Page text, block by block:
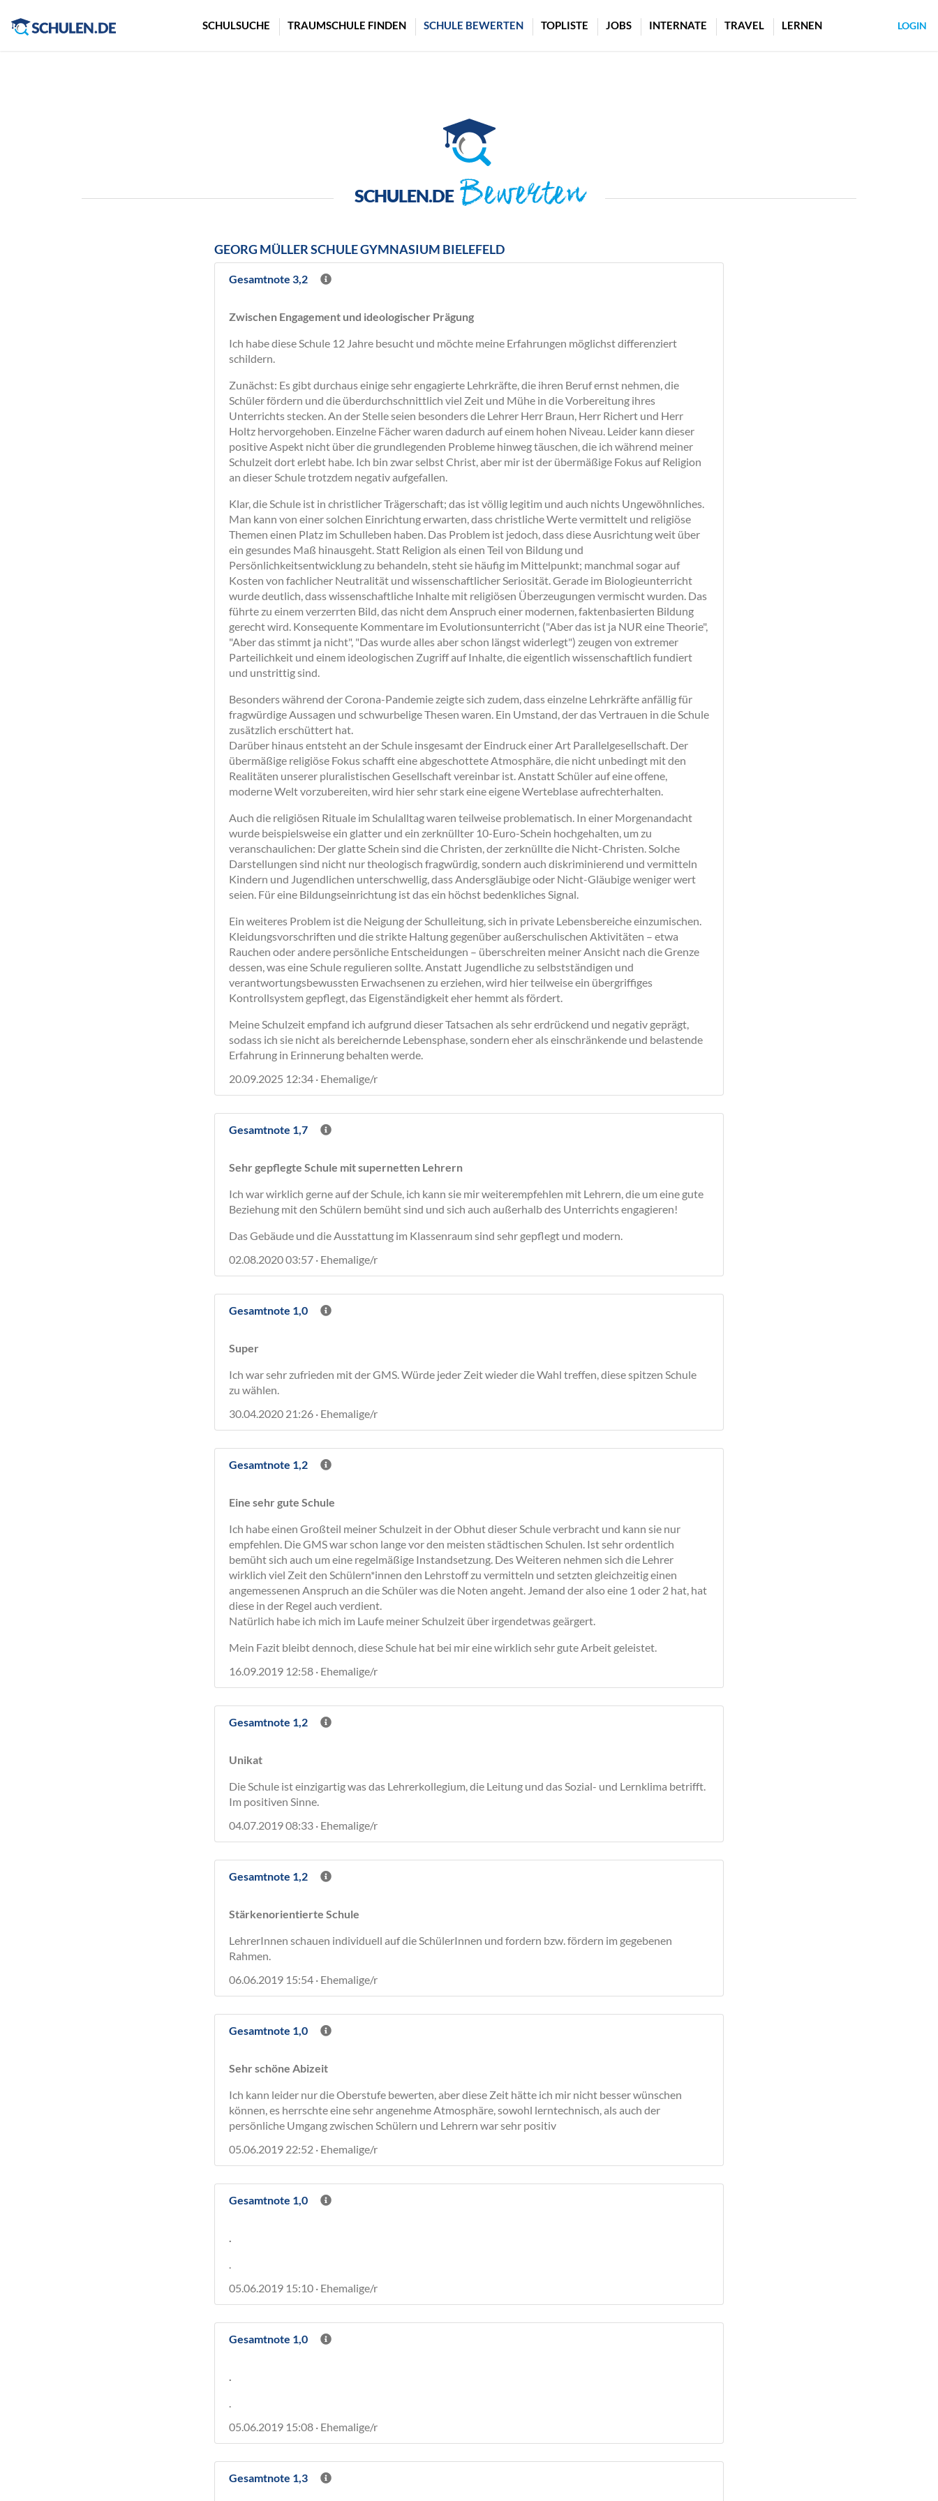
SCHULSUCHE TRAUMSCHULE FINDEN SCHULE BEWERTEN TOPLISTE JOBS INTERNATE TRAVEL LERNEN LOGIN
SCHULEN.DE Bewerten
GEORG MÜLLER SCHULE GYMNASIUM BIELEFELD
Gesamtnote 3,2
Zwischen Engagement und ideologischer Prägung
Ich habe diese Schule 12 Jahre besucht und möchte meine Erfahrungen möglichst differenziert
schildern.
Zunächst: Es gibt durchaus einige sehr engagierte Lehrkräfte, die ihren Beruf ernst nehmen, die
Schüler fördern und die überdurchschnittlich viel Zeit und Mühe in die Vorbereitung ihres
Unterrichts stecken. An der Stelle seien besonders die Lehrer Herr Braun, Herr Richert und Herr
Holtz hervorgehoben. Einzelne Fächer waren dadurch auf einem hohen Niveau. Leider kann dieser
positive Aspekt nicht über die grundlegenden Probleme hinweg täuschen, die ich während meiner
Schulzeit dort erlebt habe. Ich bin zwar selbst Christ, aber mir ist der übermäßige Fokus auf Religion
an dieser Schule trotzdem negativ aufgefallen.
Klar, die Schule ist in christlicher Trägerschaft; das ist völlig legitim und auch nichts Ungewöhnliches.
Man kann von einer solchen Einrichtung erwarten, dass christliche Werte vermittelt und religiöse
Themen einen Platz im Schulleben haben. Das Problem ist jedoch, dass diese Ausrichtung weit über
ein gesundes Maß hinausgeht. Statt Religion als einen Teil von Bildung und
Persönlichkeitsentwicklung zu behandeln, steht sie häufig im Mittelpunkt; manchmal sogar auf
Kosten von fachlicher Neutralität und wissenschaftlicher Seriosität. Gerade im Biologieunterricht
wurde deutlich, dass wissenschaftliche Inhalte mit religiösen Überzeugungen vermischt wurden. Das
führte zu einem verzerrten Bild, das nicht dem Anspruch einer modernen, faktenbasierten Bildung
gerecht wird. Konsequente Kommentare im Evolutionsunterricht ("Aber das ist ja NUR eine Theorie",
"Aber das stimmt ja nicht", "Das wurde alles aber schon längst widerlegt") zeugen von extremer
Parteilichkeit und einem ideologischen Zugriff auf Inhalte, die eigentlich wissenschaftlich fundiert
und unstrittig sind.
Besonders während der Corona-Pandemie zeigte sich zudem, dass einzelne Lehrkräfte anfällig für
fragwürdige Aussagen und schwurbelige Thesen waren. Ein Umstand, der das Vertrauen in die Schule
zusätzlich erschüttert hat.
Darüber hinaus entsteht an der Schule insgesamt der Eindruck einer Art Parallelgesellschaft. Der
übermäßige religiöse Fokus schafft eine abgeschottete Atmosphäre, die nicht unbedingt mit den
Realitäten unserer pluralistischen Gesellschaft vereinbar ist. Anstatt Schüler auf eine offene,
moderne Welt vorzubereiten, wird hier sehr stark eine eigene Werteblase aufrechterhalten.
Auch die religiösen Rituale im Schulalltag waren teilweise problematisch. In einer Morgenandacht
wurde beispielsweise ein glatter und ein zerknüllter 10-Euro-Schein hochgehalten, um zu
veranschaulichen: Der glatte Schein sind die Christen, der zerknüllte die Nicht-Christen. Solche
Darstellungen sind nicht nur theologisch fragwürdig, sondern auch diskriminierend und vermitteln
Kindern und Jugendlichen unterschwellig, dass Andersgläubige oder Nicht-Gläubige weniger wert
seien. Für eine Bildungseinrichtung ist das ein höchst bedenkliches Signal.
Ein weiteres Problem ist die Neigung der Schulleitung, sich in private Lebensbereiche einzumischen.
Kleidungsvorschriften und die strikte Haltung gegenüber außerschulischen Aktivitäten – etwa
Rauchen oder andere persönliche Entscheidungen – überschreiten meiner Ansicht nach die Grenze
dessen, was eine Schule regulieren sollte. Anstatt Jugendliche zu selbstständigen und
verantwortungsbewussten Erwachsenen zu erziehen, wird hier teilweise ein übergriffiges
Kontrollsystem gepflegt, das Eigenständigkeit eher hemmt als fördert.
Meine Schulzeit empfand ich aufgrund dieser Tatsachen als sehr erdrückend und negativ geprägt,
sodass ich sie nicht als bereichernde Lebensphase, sondern eher als einschränkende und belastende
Erfahrung in Erinnerung behalten werde.
20.09.2025 12:34 · Ehemalige/r
Gesamtnote 1,7
Sehr gepflegte Schule mit supernetten Lehrern
Ich war wirklich gerne auf der Schule, ich kann sie mir weiterempfehlen mit Lehrern, die um eine gute
Beziehung mit den Schülern bemüht sind und sich auch außerhalb des Unterrichts engagieren!
Das Gebäude und die Ausstattung im Klassenraum sind sehr gepflegt und modern.
02.08.2020 03:57 · Ehemalige/r
Gesamtnote 1,0
Super
Ich war sehr zufrieden mit der GMS. Würde jeder Zeit wieder die Wahl treffen, diese spitzen Schule
zu wählen.
30.04.2020 21:26 · Ehemalige/r
Gesamtnote 1,2
Eine sehr gute Schule
Ich habe einen Großteil meiner Schulzeit in der Obhut dieser Schule verbracht und kann sie nur
empfehlen. Die GMS war schon lange vor den meisten städtischen Schulen. Ist sehr ordentlich
bemüht sich auch um eine regelmäßige Instandsetzung. Des Weiteren nehmen sich die Lehrer
wirklich viel Zeit den Schülern*innen den Lehrstoff zu vermitteln und setzten gleichzeitig einen
angemessenen Anspruch an die Schüler was die Noten angeht. Jemand der also eine 1 oder 2 hat, hat
diese in der Regel auch verdient.
Natürlich habe ich mich im Laufe meiner Schulzeit über irgendetwas geärgert.
Mein Fazit bleibt dennoch, diese Schule hat bei mir eine wirklich sehr gute Arbeit geleistet.
16.09.2019 12:58 · Ehemalige/r
Gesamtnote 1,2
Unikat
Die Schule ist einzigartig was das Lehrerkollegium, die Leitung und das Sozial- und Lernklima betrifft.
Im positiven Sinne.
04.07.2019 08:33 · Ehemalige/r
Gesamtnote 1,2
Stärkenorientierte Schule
LehrerInnen schauen individuell auf die SchülerInnen und fordern bzw. fördern im gegebenen
Rahmen.
06.06.2019 15:54 · Ehemalige/r
Gesamtnote 1,0
Sehr schöne Abizeit
Ich kann leider nur die Oberstufe bewerten, aber diese Zeit hätte ich mir nicht besser wünschen
können, es herrschte eine sehr angenehme Atmosphäre, sowohl lerntechnisch, als auch der
persönliche Umgang zwischen Schülern und Lehrern war sehr positiv
05.06.2019 22:52 · Ehemalige/r
Gesamtnote 1,0
.
.
05.06.2019 15:10 · Ehemalige/r
Gesamtnote 1,0
.
.
05.06.2019 15:08 · Ehemalige/r
Gesamtnote 1,3